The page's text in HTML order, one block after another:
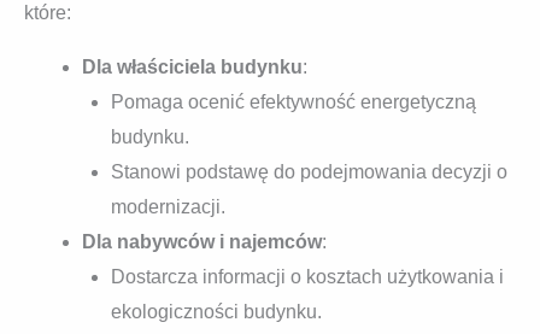
które:
Dla właściciela budynku:
Pomaga ocenić efektywność energetyczną
budynku.
Stanowi podstawę do podejmowania decyzji o
modernizacji.
Dla nabywców i najemców:
Dostarcza informacji o kosztach użytkowania i
ekologiczności budynku.